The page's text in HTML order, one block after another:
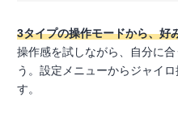
3タイプの操作モードから、好
操作感を試しながら、自分に
う。設定メニューからジャイ
す。